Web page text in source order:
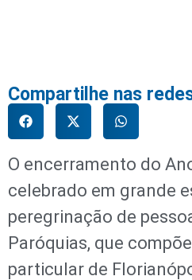
Compartilhe nas
O encerramento do
celebrado em grande
peregrinação de
Paróquias, que
particular de